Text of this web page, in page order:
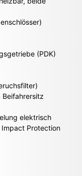
(PDK)
elektrisch
Protection